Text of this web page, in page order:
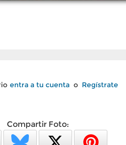
entra a tu cuenta o Regístrate
Compartir Foto: